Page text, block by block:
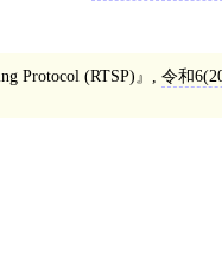
Protocol (RTSP) 令和